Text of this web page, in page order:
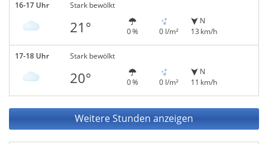
16-17 Uhr Stark bewölkt
21° 0 % 0 l/m²
N
13 km/h
17-18 Uhr Stark bewölkt
20° 0 % 0 l/m²
N
11 km/h
Weitere Stunden anzeigen